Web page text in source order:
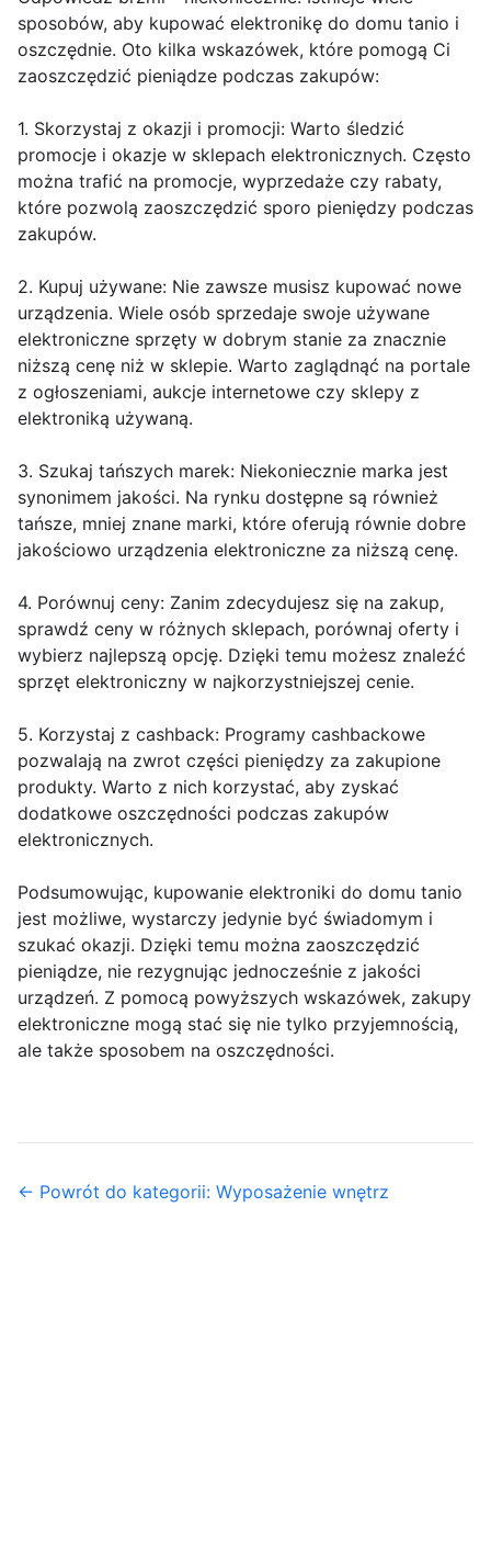
sposobów, aby kupować elektronikę do domu tanio i
oszczędnie. Oto kilka wskazówek, które pomogą Ci
zaoszczędzić pieniądze podczas zakupów:
1. Skorzystaj z okazji i promocji: Warto śledzić
promocje i okazje w sklepach elektronicznych. Często
można trafić na promocje, wyprzedaże czy rabaty,
które pozwolą zaoszczędzić sporo pieniędzy podczas
zakupów.
2. Kupuj używane: Nie zawsze musisz kupować nowe
urządzenia. Wiele osób sprzedaje swoje używane
elektroniczne sprzęty w dobrym stanie za znacznie
niższą cenę niż w sklepie. Warto zaglądnąć na portale
z ogłoszeniami, aukcje internetowe czy sklepy z
elektroniką używaną.
3. Szukaj tańszych marek: Niekoniecznie marka jest
synonimem jakości. Na rynku dostępne są również
tańsze, mniej znane marki, które oferują równie dobre
jakościowo urządzenia elektroniczne za niższą cenę.
4. Porównuj ceny: Zanim zdecydujesz się na zakup,
sprawdź ceny w różnych sklepach, porównaj oferty i
wybierz najlepszą opcję. Dzięki temu możesz znaleźć
sprzęt elektroniczny w najkorzystniejszej cenie.
5. Korzystaj z cashback: Programy cashbackowe
pozwalają na zwrot części pieniędzy za zakupione
produkty. Warto z nich korzystać, aby zyskać
dodatkowe oszczędności podczas zakupów
elektronicznych.
Podsumowując, kupowanie elektroniki do domu tanio
jest możliwe, wystarczy jedynie być świadomym i
szukać okazji. Dzięki temu można zaoszczędzić
pieniądze, nie rezygnując jednocześnie z jakości
urządzeń. Z pomocą powyższych wskazówek, zakupy
elektroniczne mogą stać się nie tylko przyjemnością,
ale także sposobem na oszczędności.
← Powrót do kategorii: Wyposażenie wnętrz